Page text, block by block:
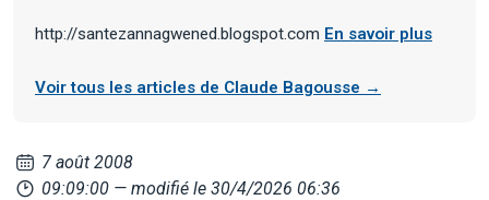
http://santezannagwened.blogspot.com En savoir plus
Voir tous les articles de Claude Bagousse →
7 août 2008
09:09:00 — modifié le 30/4/2026 06:36